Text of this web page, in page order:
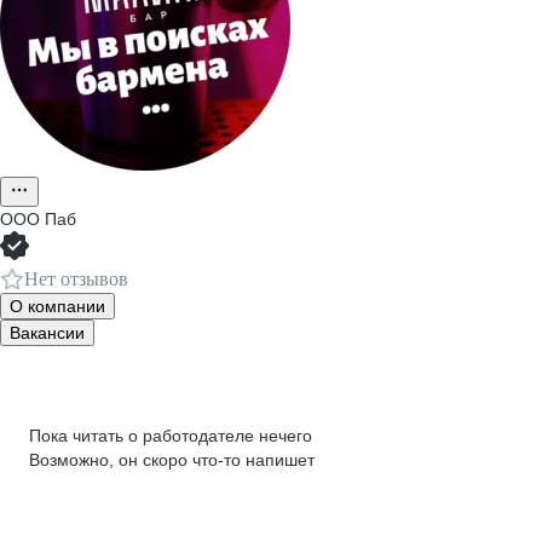
ООО Паб
Нет отзывов
О компании
Вакансии
Пока читать о работодателе нечего
Возможно, он скоро что‑то напишет